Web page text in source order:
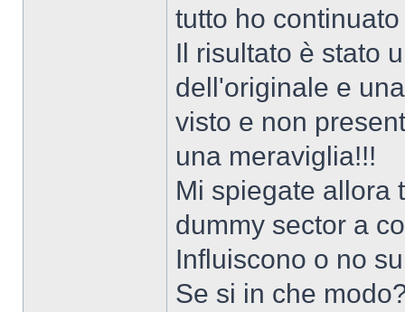
tutto ho
Il risultato è stato
dell'originale e
visto e non
una meraviglia!!!
Mi spiegate allora
dummy sector a
Influiscono o no
Se si in che